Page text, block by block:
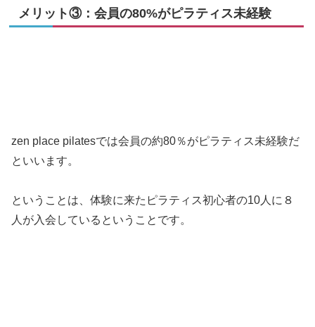
メリット③：会員の80%がピラティス未経験
zen place pilatesでは会員の約80％がピラティス未経験だ
といいます。
ということは、体験に来たピラティス初心者の10人に８
人が入会しているということです。